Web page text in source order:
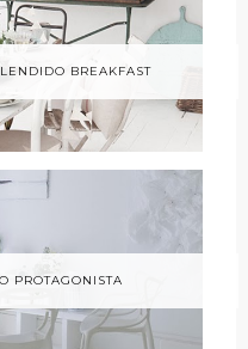
BREAKFAST
PROTAGONISTA